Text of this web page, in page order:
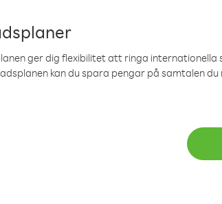
ger dig flexibilitet att ringa
kan du spara pengar på samtalen